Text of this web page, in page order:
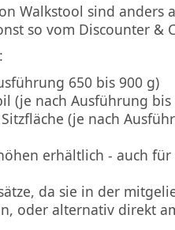
Walkstool sind anders
so vom Discounter &
650 bis 900 g)
(je nach Ausführung
(je nach
erhältlich - auch
da sie in der
oder alternativ direkt